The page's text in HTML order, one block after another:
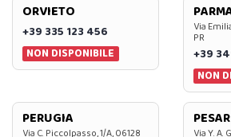
ORVIETO
+39 335 123 456
NON DISPONIBILE
Via
PR
+39
NON
PERUGIA
Via C. Piccolpasso, 1/A, 06128 Via Y. A.